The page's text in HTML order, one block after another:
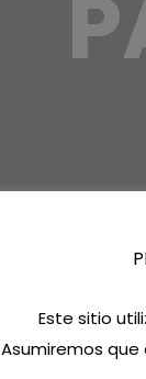
Este sitio
Asumiremos